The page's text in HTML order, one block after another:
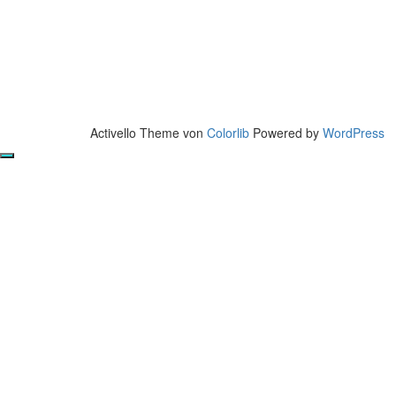
Activello Theme von Colorlib Powered by WordPress